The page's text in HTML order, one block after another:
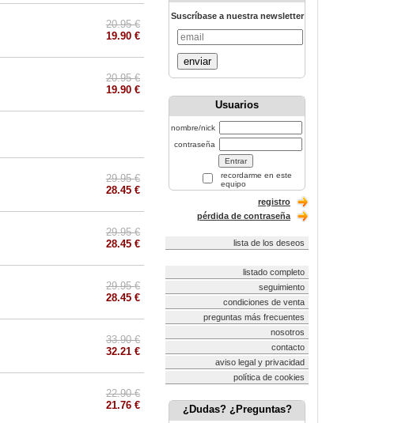
20.95 €
19.90 €
20.95 €
19.90 €
29.95 €
28.45 €
29.95 €
28.45 €
29.95 €
28.45 €
33.90 €
32.21 €
22.90 €
21.76 €
Suscríbase a nuestra newsletter
enviar
Usuarios
nombre/nick
contraseña
recordarme en este
equipo
registro
pérdida de contraseña
lista de los deseos
listado completo
seguimiento
condiciones de venta
preguntas más frecuentes
nosotros
contacto
aviso legal y privacidad
política de cookies
¿Dudas? ¿Preguntas?